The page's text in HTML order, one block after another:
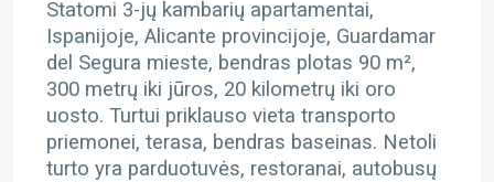
Statomi 3-jų kambarių apartamentai,
Ispanijoje, Alicante provincijoje, Guardamar
del Segura mieste, bendras plotas 90 m²,
300 metrų iki jūros, 20 kilometrų iki oro
uosto. Turtui priklauso vieta transporto
priemonei, terasa, bendras baseinas. Netoli
turto yra parduotuvės, restoranai, autobusų